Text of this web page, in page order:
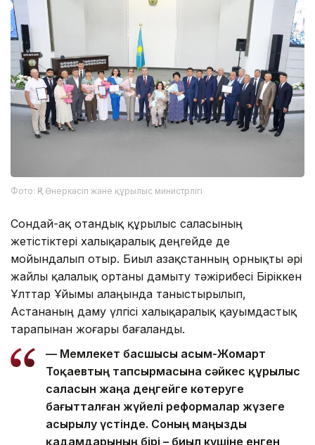
Фото: ҚР Өнеркәсіп және құрылыс министрлігі
Сондай-ақ отандық құрылыс саласының
жетістіктері халықаралық деңгейде де
мойындалып отыр. Биыл Қазақстанның орнықты әрі
жайлы қалалық ортаны дамыту тәжірибесі Біріккен
Ұлттар Ұйымы алаңында таныстырылып,
Астананың даму үлгісі халықаралық қауымдастық
тарапынан жоғары бағаланды.
— Мемлекет басшысы Қасым-Жомарт
Тоқаевтың тапсырмасына сәйкес құрылыс
саласын жаңа деңгейге көтеруге
бағытталған жүйелі реформалар жүзеге
асырылу үстінде. Соның маңызды
қадамдарының бірі – биыл күшіне енген